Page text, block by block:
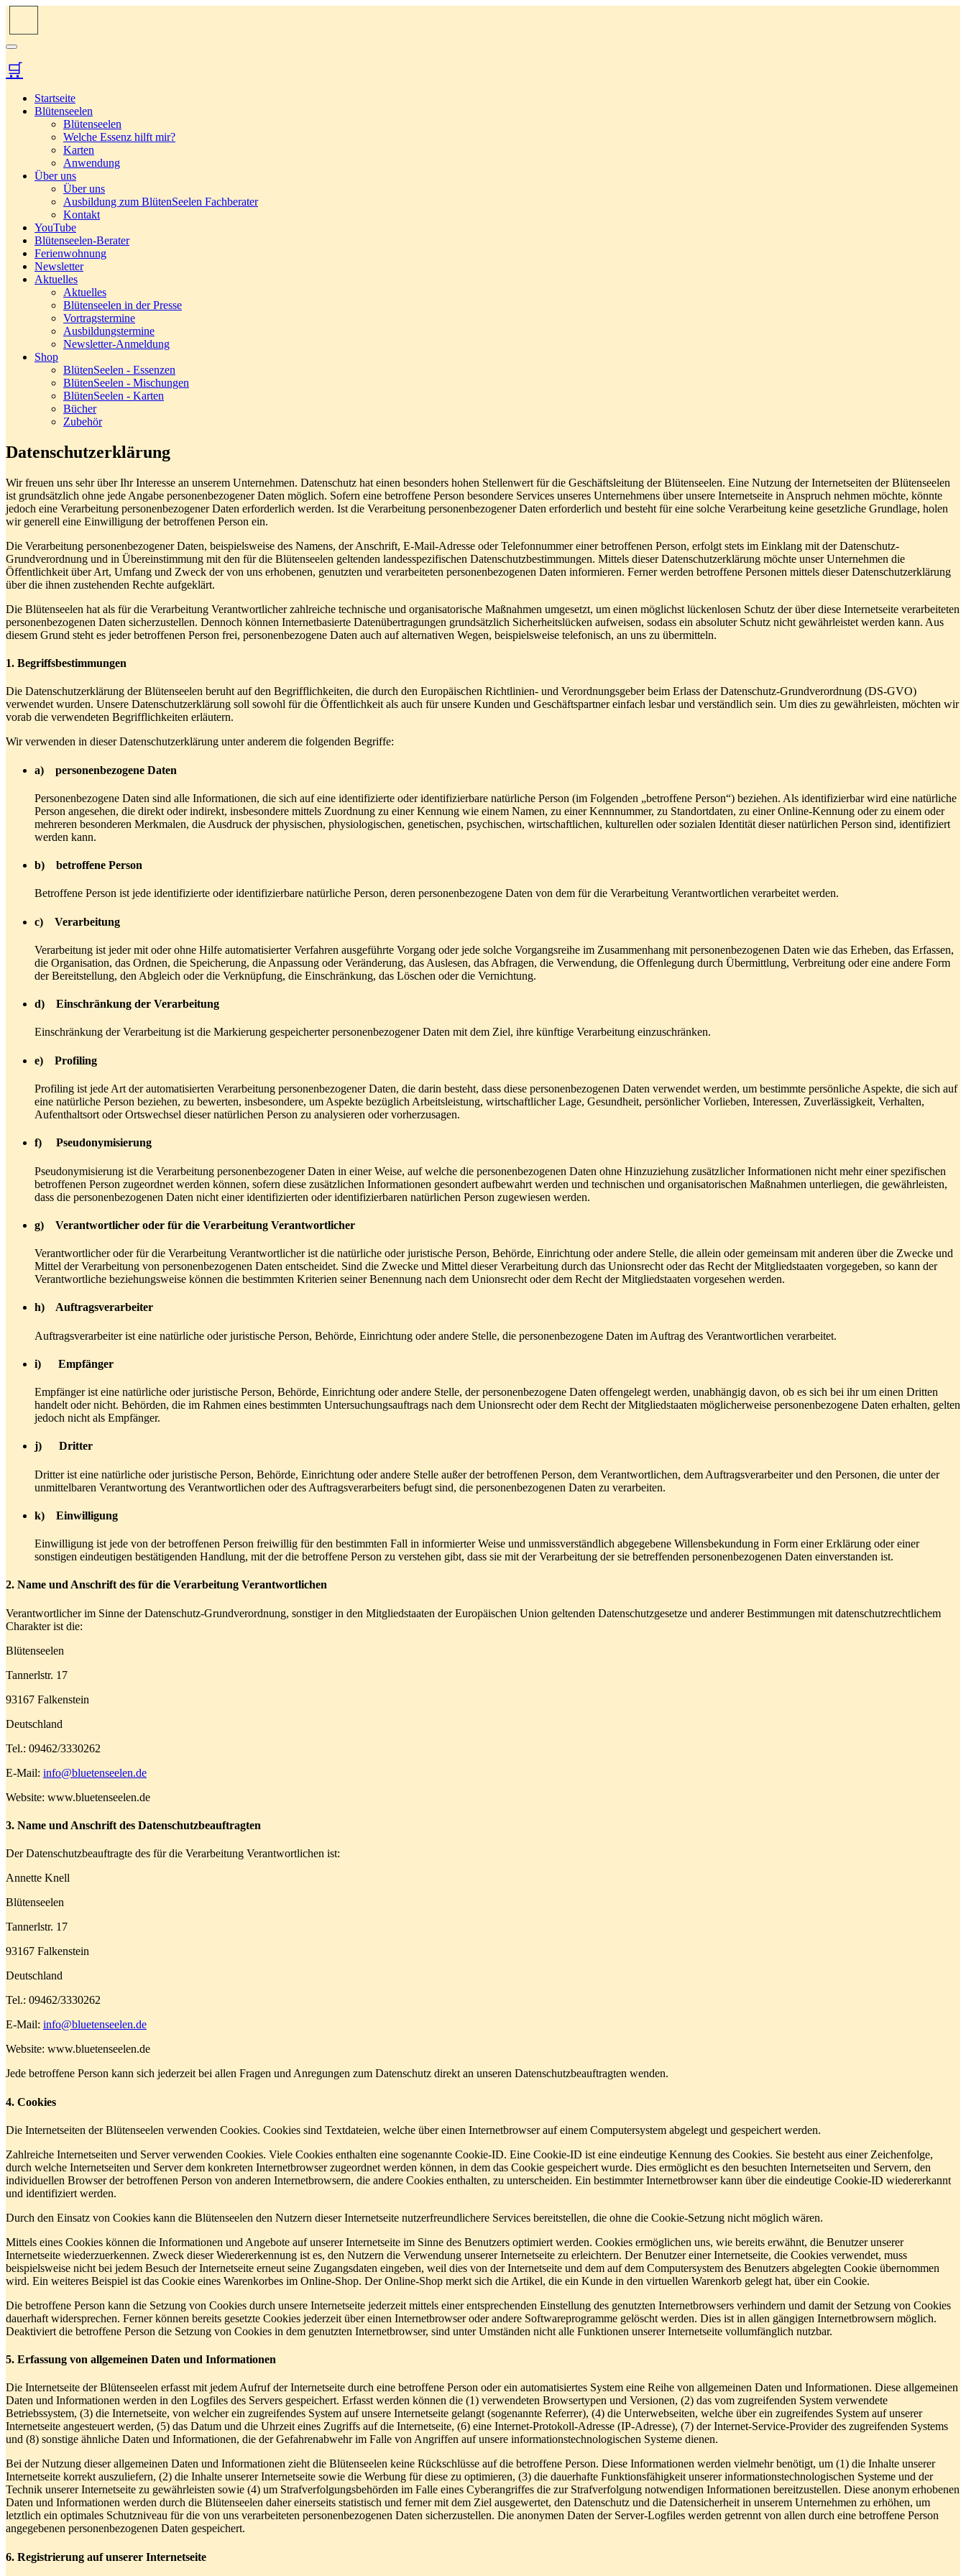
🛒
Startseite
Blütenseelen
Blütenseelen
Welche Essenz hilft mir?
Karten
Anwendung
Über uns
Über uns
Ausbildung zum BlütenSeelen Fachberater
Kontakt
YouTube
Blütenseelen-Berater
Ferienwohnung
Newsletter
Aktuelles
Aktuelles
Blütenseelen in der Presse
Vortragstermine
Ausbildungstermine
Newsletter-Anmeldung
Shop
BlütenSeelen - Essenzen
BlütenSeelen - Mischungen
BlütenSeelen - Karten
Bücher
Zubehör
Datenschutzerklärung
Wir freuen uns sehr über Ihr Interesse an unserem Unternehmen. Datenschutz hat einen besonders hohen Stellenwert für die Geschäftsleitung der Blütenseelen. Eine Nutzung der Internetseiten der Blütenseelen
ist grundsätzlich ohne jede Angabe personenbezogener Daten möglich. Sofern eine betroffene Person besondere Services unseres Unternehmens über unsere Internetseite in Anspruch nehmen möchte, könnte
jedoch eine Verarbeitung personenbezogener Daten erforderlich werden. Ist die Verarbeitung personenbezogener Daten erforderlich und besteht für eine solche Verarbeitung keine gesetzliche Grundlage, holen
wir generell eine Einwilligung der betroffenen Person ein.
Die Verarbeitung personenbezogener Daten, beispielsweise des Namens, der Anschrift, E-Mail-Adresse oder Telefonnummer einer betroffenen Person, erfolgt stets im Einklang mit der Datenschutz-
Grundverordnung und in Übereinstimmung mit den für die Blütenseelen geltenden landesspezifischen Datenschutzbestimmungen. Mittels dieser Datenschutzerklärung möchte unser Unternehmen die
Öffentlichkeit über Art, Umfang und Zweck der von uns erhobenen, genutzten und verarbeiteten personenbezogenen Daten informieren. Ferner werden betroffene Personen mittels dieser Datenschutzerklärung
über die ihnen zustehenden Rechte aufgeklärt.
Die Blütenseelen hat als für die Verarbeitung Verantwortlicher zahlreiche technische und organisatorische Maßnahmen umgesetzt, um einen möglichst lückenlosen Schutz der über diese Internetseite verarbeiteten
personenbezogenen Daten sicherzustellen. Dennoch können Internetbasierte Datenübertragungen grundsätzlich Sicherheitslücken aufweisen, sodass ein absoluter Schutz nicht gewährleistet werden kann. Aus
diesem Grund steht es jeder betroffenen Person frei, personenbezogene Daten auch auf alternativen Wegen, beispielsweise telefonisch, an uns zu übermitteln.
1. Begriffsbestimmungen
Die Datenschutzerklärung der Blütenseelen beruht auf den Begrifflichkeiten, die durch den Europäischen Richtlinien- und Verordnungsgeber beim Erlass der Datenschutz-Grundverordnung (DS-GVO)
verwendet wurden. Unsere Datenschutzerklärung soll sowohl für die Öffentlichkeit als auch für unsere Kunden und Geschäftspartner einfach lesbar und verständlich sein. Um dies zu gewährleisten, möchten wir
vorab die verwendeten Begrifflichkeiten erläutern.
Wir verwenden in dieser Datenschutzerklärung unter anderem die folgenden Begriffe:
a) personenbezogene Daten
Personenbezogene Daten sind alle Informationen, die sich auf eine identifizierte oder identifizierbare natürliche Person (im Folgenden „betroffene Person“) beziehen. Als identifizierbar wird eine natürliche
Person angesehen, die direkt oder indirekt, insbesondere mittels Zuordnung zu einer Kennung wie einem Namen, zu einer Kennnummer, zu Standortdaten, zu einer Online-Kennung oder zu einem oder
mehreren besonderen Merkmalen, die Ausdruck der physischen, physiologischen, genetischen, psychischen, wirtschaftlichen, kulturellen oder sozialen Identität dieser natürlichen Person sind, identifiziert
werden kann.
b) betroffene Person
Betroffene Person ist jede identifizierte oder identifizierbare natürliche Person, deren personenbezogene Daten von dem für die Verarbeitung Verantwortlichen verarbeitet werden.
c) Verarbeitung
Verarbeitung ist jeder mit oder ohne Hilfe automatisierter Verfahren ausgeführte Vorgang oder jede solche Vorgangsreihe im Zusammenhang mit personenbezogenen Daten wie das Erheben, das Erfassen,
die Organisation, das Ordnen, die Speicherung, die Anpassung oder Veränderung, das Auslesen, das Abfragen, die Verwendung, die Offenlegung durch Übermittlung, Verbreitung oder eine andere Form
der Bereitstellung, den Abgleich oder die Verknüpfung, die Einschränkung, das Löschen oder die Vernichtung.
d) Einschränkung der Verarbeitung
Einschränkung der Verarbeitung ist die Markierung gespeicherter personenbezogener Daten mit dem Ziel, ihre künftige Verarbeitung einzuschränken.
e) Profiling
Profiling ist jede Art der automatisierten Verarbeitung personenbezogener Daten, die darin besteht, dass diese personenbezogenen Daten verwendet werden, um bestimmte persönliche Aspekte, die sich auf
eine natürliche Person beziehen, zu bewerten, insbesondere, um Aspekte bezüglich Arbeitsleistung, wirtschaftlicher Lage, Gesundheit, persönlicher Vorlieben, Interessen, Zuverlässigkeit, Verhalten,
Aufenthaltsort oder Ortswechsel dieser natürlichen Person zu analysieren oder vorherzusagen.
f) Pseudonymisierung
Pseudonymisierung ist die Verarbeitung personenbezogener Daten in einer Weise, auf welche die personenbezogenen Daten ohne Hinzuziehung zusätzlicher Informationen nicht mehr einer spezifischen
betroffenen Person zugeordnet werden können, sofern diese zusätzlichen Informationen gesondert aufbewahrt werden und technischen und organisatorischen Maßnahmen unterliegen, die gewährleisten,
dass die personenbezogenen Daten nicht einer identifizierten oder identifizierbaren natürlichen Person zugewiesen werden.
g) Verantwortlicher oder für die Verarbeitung Verantwortlicher
Verantwortlicher oder für die Verarbeitung Verantwortlicher ist die natürliche oder juristische Person, Behörde, Einrichtung oder andere Stelle, die allein oder gemeinsam mit anderen über die Zwecke und
Mittel der Verarbeitung von personenbezogenen Daten entscheidet. Sind die Zwecke und Mittel dieser Verarbeitung durch das Unionsrecht oder das Recht der Mitgliedstaaten vorgegeben, so kann der
Verantwortliche beziehungsweise können die bestimmten Kriterien seiner Benennung nach dem Unionsrecht oder dem Recht der Mitgliedstaaten vorgesehen werden.
h) Auftragsverarbeiter
Auftragsverarbeiter ist eine natürliche oder juristische Person, Behörde, Einrichtung oder andere Stelle, die personenbezogene Daten im Auftrag des Verantwortlichen verarbeitet.
i) Empfänger
Empfänger ist eine natürliche oder juristische Person, Behörde, Einrichtung oder andere Stelle, der personenbezogene Daten offengelegt werden, unabhängig davon, ob es sich bei ihr um einen Dritten
handelt oder nicht. Behörden, die im Rahmen eines bestimmten Untersuchungsauftrags nach dem Unionsrecht oder dem Recht der Mitgliedstaaten möglicherweise personenbezogene Daten erhalten, gelten
jedoch nicht als Empfänger.
j) Dritter
Dritter ist eine natürliche oder juristische Person, Behörde, Einrichtung oder andere Stelle außer der betroffenen Person, dem Verantwortlichen, dem Auftragsverarbeiter und den Personen, die unter der
unmittelbaren Verantwortung des Verantwortlichen oder des Auftragsverarbeiters befugt sind, die personenbezogenen Daten zu verarbeiten.
k) Einwilligung
Einwilligung ist jede von der betroffenen Person freiwillig für den bestimmten Fall in informierter Weise und unmissverständlich abgegebene Willensbekundung in Form einer Erklärung oder einer
sonstigen eindeutigen bestätigenden Handlung, mit der die betroffene Person zu verstehen gibt, dass sie mit der Verarbeitung der sie betreffenden personenbezogenen Daten einverstanden ist.
2. Name und Anschrift des für die Verarbeitung Verantwortlichen
Verantwortlicher im Sinne der Datenschutz-Grundverordnung, sonstiger in den Mitgliedstaaten der Europäischen Union geltenden Datenschutzgesetze und anderer Bestimmungen mit datenschutzrechtlichem
Charakter ist die:
Blütenseelen
Tannerlstr. 17
93167 Falkenstein
Deutschland
Tel.: 09462/3330262
E-Mail: info@bluetenseelen.de
Website: www.bluetenseelen.de
3. Name und Anschrift des Datenschutzbeauftragten
Der Datenschutzbeauftragte des für die Verarbeitung Verantwortlichen ist:
Annette Knell
Blütenseelen
Tannerlstr. 17
93167 Falkenstein
Deutschland
Tel.: 09462/3330262
E-Mail: info@bluetenseelen.de
Website: www.bluetenseelen.de
Jede betroffene Person kann sich jederzeit bei allen Fragen und Anregungen zum Datenschutz direkt an unseren Datenschutzbeauftragten wenden.
4. Cookies
Die Internetseiten der Blütenseelen verwenden Cookies. Cookies sind Textdateien, welche über einen Internetbrowser auf einem Computersystem abgelegt und gespeichert werden.
Zahlreiche Internetseiten und Server verwenden Cookies. Viele Cookies enthalten eine sogenannte Cookie-ID. Eine Cookie-ID ist eine eindeutige Kennung des Cookies. Sie besteht aus einer Zeichenfolge,
durch welche Internetseiten und Server dem konkreten Internetbrowser zugeordnet werden können, in dem das Cookie gespeichert wurde. Dies ermöglicht es den besuchten Internetseiten und Servern, den
individuellen Browser der betroffenen Person von anderen Internetbrowsern, die andere Cookies enthalten, zu unterscheiden. Ein bestimmter Internetbrowser kann über die eindeutige Cookie-ID wiedererkannt
und identifiziert werden.
Durch den Einsatz von Cookies kann die Blütenseelen den Nutzern dieser Internetseite nutzerfreundlichere Services bereitstellen, die ohne die Cookie-Setzung nicht möglich wären.
Mittels eines Cookies können die Informationen und Angebote auf unserer Internetseite im Sinne des Benutzers optimiert werden. Cookies ermöglichen uns, wie bereits erwähnt, die Benutzer unserer
Internetseite wiederzuerkennen. Zweck dieser Wiedererkennung ist es, den Nutzern die Verwendung unserer Internetseite zu erleichtern. Der Benutzer einer Internetseite, die Cookies verwendet, muss
beispielsweise nicht bei jedem Besuch der Internetseite erneut seine Zugangsdaten eingeben, weil dies von der Internetseite und dem auf dem Computersystem des Benutzers abgelegten Cookie übernommen
wird. Ein weiteres Beispiel ist das Cookie eines Warenkorbes im Online-Shop. Der Online-Shop merkt sich die Artikel, die ein Kunde in den virtuellen Warenkorb gelegt hat, über ein Cookie.
Die betroffene Person kann die Setzung von Cookies durch unsere Internetseite jederzeit mittels einer entsprechenden Einstellung des genutzten Internetbrowsers verhindern und damit der Setzung von Cookies
dauerhaft widersprechen. Ferner können bereits gesetzte Cookies jederzeit über einen Internetbrowser oder andere Softwareprogramme gelöscht werden. Dies ist in allen gängigen Internetbrowsern möglich.
Deaktiviert die betroffene Person die Setzung von Cookies in dem genutzten Internetbrowser, sind unter Umständen nicht alle Funktionen unserer Internetseite vollumfänglich nutzbar.
5. Erfassung von allgemeinen Daten und Informationen
Die Internetseite der Blütenseelen erfasst mit jedem Aufruf der Internetseite durch eine betroffene Person oder ein automatisiertes System eine Reihe von allgemeinen Daten und Informationen. Diese allgemeinen
Daten und Informationen werden in den Logfiles des Servers gespeichert. Erfasst werden können die (1) verwendeten Browsertypen und Versionen, (2) das vom zugreifenden System verwendete
Betriebssystem, (3) die Internetseite, von welcher ein zugreifendes System auf unsere Internetseite gelangt (sogenannte Referrer), (4) die Unterwebseiten, welche über ein zugreifendes System auf unserer
Internetseite angesteuert werden, (5) das Datum und die Uhrzeit eines Zugriffs auf die Internetseite, (6) eine Internet-Protokoll-Adresse (IP-Adresse), (7) der Internet-Service-Provider des zugreifenden Systems
und (8) sonstige ähnliche Daten und Informationen, die der Gefahrenabwehr im Falle von Angriffen auf unsere informationstechnologischen Systeme dienen.
Bei der Nutzung dieser allgemeinen Daten und Informationen zieht die Blütenseelen keine Rückschlüsse auf die betroffene Person. Diese Informationen werden vielmehr benötigt, um (1) die Inhalte unserer
Internetseite korrekt auszuliefern, (2) die Inhalte unserer Internetseite sowie die Werbung für diese zu optimieren, (3) die dauerhafte Funktionsfähigkeit unserer informationstechnologischen Systeme und der
Technik unserer Internetseite zu gewährleisten sowie (4) um Strafverfolgungsbehörden im Falle eines Cyberangriffes die zur Strafverfolgung notwendigen Informationen bereitzustellen. Diese anonym erhobenen
Daten und Informationen werden durch die Blütenseelen daher einerseits statistisch und ferner mit dem Ziel ausgewertet, den Datenschutz und die Datensicherheit in unserem Unternehmen zu erhöhen, um
letztlich ein optimales Schutzniveau für die von uns verarbeiteten personenbezogenen Daten sicherzustellen. Die anonymen Daten der Server-Logfiles werden getrennt von allen durch eine betroffene Person
angegebenen personenbezogenen Daten gespeichert.
6. Registrierung auf unserer Internetseite